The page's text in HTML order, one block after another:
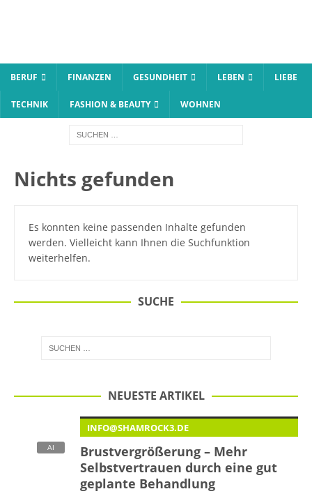
BERUF FINANZEN GESUNDHEIT LEBEN LIEBE
TECHNIK FASHION & BEAUTY WOHNEN
Nichts gefunden
Es konnten keine passenden Inhalte gefunden
werden. Vielleicht kann Ihnen die Suchfunktion
weiterhelfen.
SUCHE
NEUESTE ARTIKEL
INFO@SHAMROCK3.DE
Brustvergrößerung – Mehr
Selbstvertrauen durch eine gut
geplante Behandlung